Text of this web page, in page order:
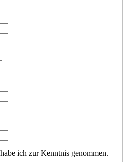
habe ich zur Kenntnis genommen.